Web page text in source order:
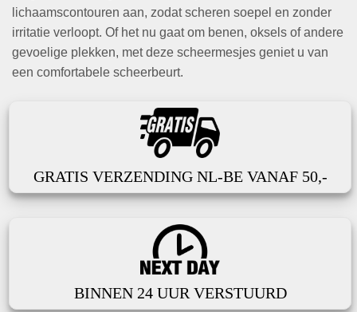
lichaamscontouren aan, zodat scheren soepel en zonder
irritatie verloopt. Of het nu gaat om benen, oksels of andere
gevoelige plekken, met deze scheermesjes geniet u van
een comfortabele scheerbeurt.
GRATIS VERZENDING NL-BE VANAF 50,-
BINNEN 24 UUR VERSTUURD